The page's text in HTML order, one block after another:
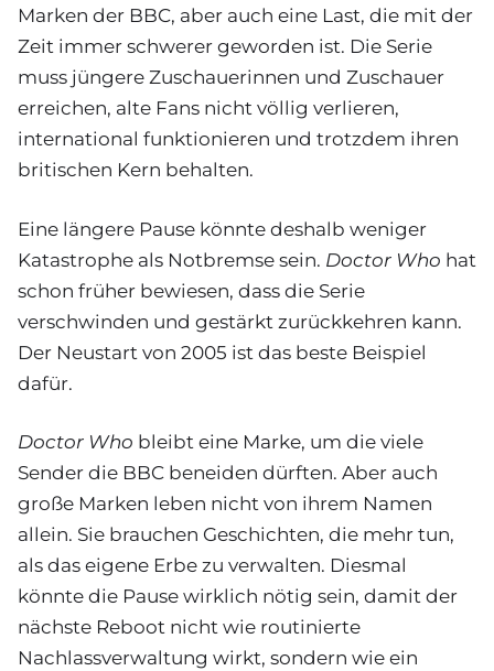
Marken der BBC, aber auch eine Last, die mit der
Zeit immer schwerer geworden ist. Die Serie
muss jüngere Zuschauerinnen und Zuschauer
erreichen, alte Fans nicht völlig verlieren,
international funktionieren und trotzdem ihren
britischen Kern behalten.
Eine längere Pause könnte deshalb weniger
Katastrophe als Notbremse sein. Doctor Who hat
schon früher bewiesen, dass die Serie
verschwinden und gestärkt zurückkehren kann.
Der Neustart von 2005 ist das beste Beispiel
dafür.
Doctor Who bleibt eine Marke, um die viele
Sender die BBC beneiden dürften. Aber auch
große Marken leben nicht von ihrem Namen
allein. Sie brauchen Geschichten, die mehr tun,
als das eigene Erbe zu verwalten. Diesmal
könnte die Pause wirklich nötig sein, damit der
nächste Reboot nicht wie routinierte
Nachlassverwaltung wirkt, sondern wie ein